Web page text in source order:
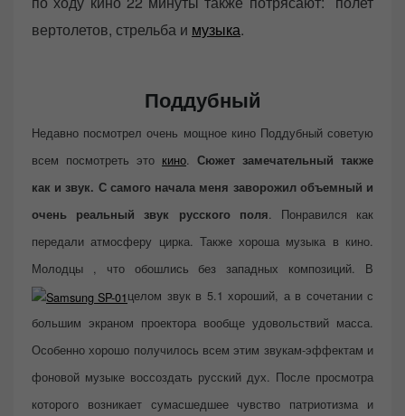
вертолетов, стрельба и музыка.
Поддубный
Недавно посмотрел очень мощное кино Поддубный советую
всем посмотреть это кино. Сюжет замечательный также
как и звук. С самого начала меня заворожил объемный и
очень реальный звук русского поля. Понравился как
передали атмосферу цирка. Также хороша музыка в кино.
Молодцы , что обошлись без западных композиций. В
целом звук в 5.1 хороший, а в сочетании с
большим экраном проектора вообще удовольствий масса.
Особенно хорошо получилось всем этим звукам-эффектам и
фоновой музыке воссоздать русский дух. После просмотра
которого возникает сумасшедшее чувство патриотизма и